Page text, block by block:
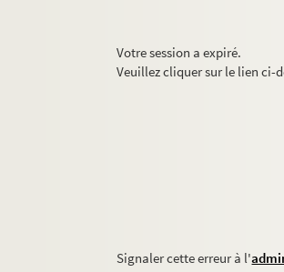
Votre session a expiré.
Veuillez cliquer sur le lien ci-
Signaler cette erreur à l'